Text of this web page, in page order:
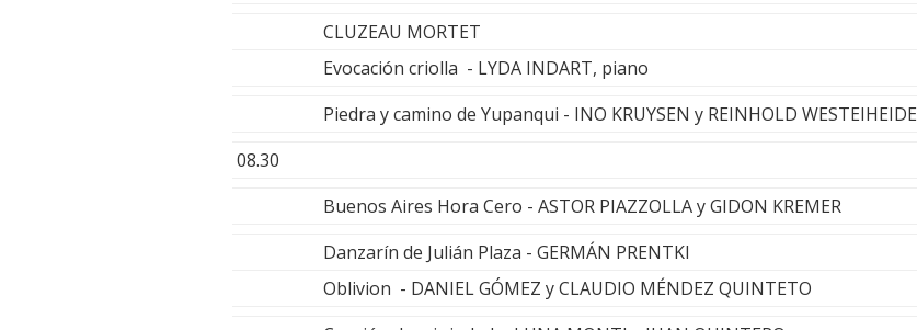
CLUZEAU MORTET
Evocación criolla - LYDA INDART, piano
Piedra y camino de Yupanqui - INO KRUYSEN y REINHOLD WESTEIHEIDE
08.30
Buenos Aires Hora Cero - ASTOR PIAZZOLLA y GIDON KREMER
Danzarín de Julián Plaza - GERMÁN PRENTKI
Oblivion - DANIEL GÓMEZ y CLAUDIO MÉNDEZ QUINTETO